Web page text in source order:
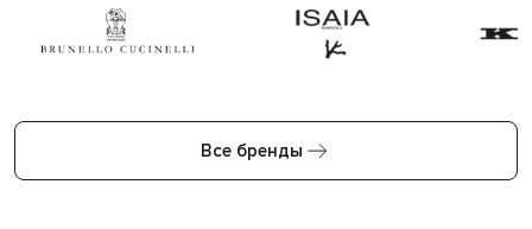
Все бренды